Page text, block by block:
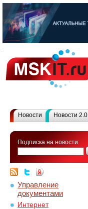
Новости Новости 2.0
Подписка на новости:
Управление
документами
Интернет